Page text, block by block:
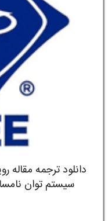
دانلود ترجمه
سیستم توان